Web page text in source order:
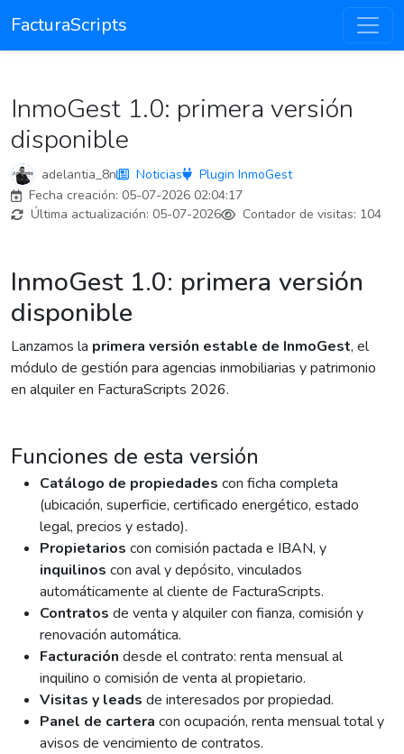
FacturaScripts
InmoGest 1.0: primera versión
disponible
adelantia_8n Noticias
Plugin InmoGest
Fecha creación: 05-07-2026 02:04:17
Última actualización: 05-07-2026 Contador de visitas: 104
InmoGest 1.0: primera versión
disponible
Lanzamos la primera versión estable de InmoGest, el
módulo de gestión para agencias inmobiliarias y patrimonio
en alquiler en FacturaScripts 2026.
Funciones de esta versión
Catálogo de propiedades con ficha completa
(ubicación, superficie, certificado energético, estado
legal, precios y estado).
Propietarios con comisión pactada e IBAN, y
inquilinos con aval y depósito, vinculados
automáticamente al cliente de FacturaScripts.
Contratos de venta y alquiler con fianza, comisión y
renovación automática.
Facturación desde el contrato: renta mensual al
inquilino o comisión de venta al propietario.
Visitas y leads de interesados por propiedad.
Panel de cartera con ocupación, renta mensual total y
avisos de vencimiento de contratos.